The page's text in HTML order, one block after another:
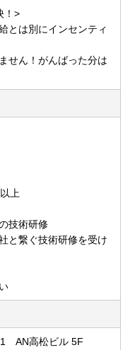
！>
とは別にインセンティ
せん！がんばった分は
上
技術研修
と繋ぐ技術研修を受け
1 AN高松ビル 5F